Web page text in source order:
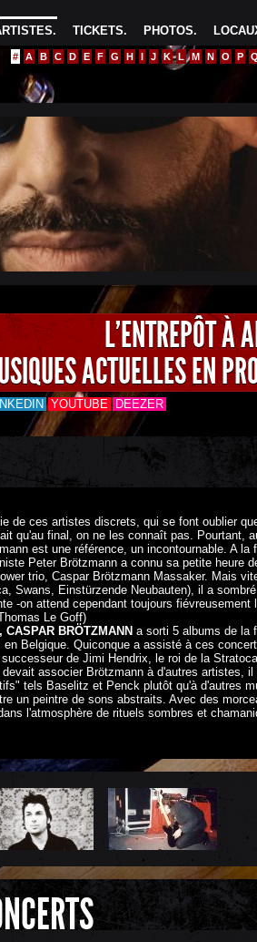
PHOTOS.
TICKETS.
.
# A B C D E F G H I J K L M N O P
L'ENTREPÔT À
ACTUELLES EN
YOUTUBE DEEZER
de ces artistes discrets, qui se font oublier
qu'au final, on ne les connaît pas. Pourtant,
est une référence, un incontournable. A la
Peter Brötzmann a connu sa petite heure
trio, Caspar Brötzmann Massaker. Mais
Swans, Einstürzende Neubauten), il a
-on attend cependant toujours
Le Goff)
CASPAR BRÖTZMANN a sorti 5 albums de la
Belgique. Quiconque a assisté à ces
de Jimi Hendrix, le roi de la
associer Brötzmann à d'autres artistes,
tels Baselitz et Penck plutôt qu'à d'autres
un peintre de sons abstraits. Avec des
l'atmosphère de rituels sombres et